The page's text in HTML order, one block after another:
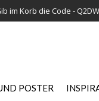
im Korb die Code -
POSTER